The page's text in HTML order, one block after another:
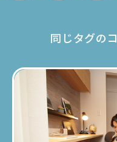
同じタグの